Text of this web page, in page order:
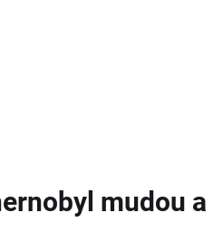
mudou